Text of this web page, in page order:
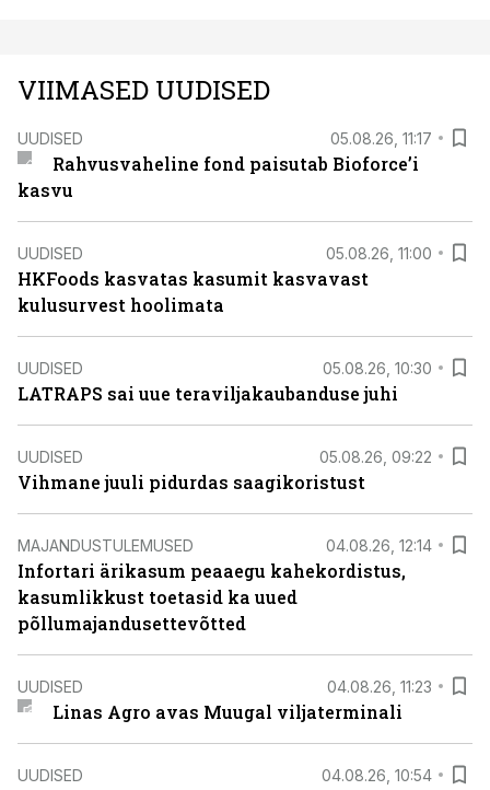
VIIMASED UUDISED
UUDISED 05.08.26, 11:17
Rahvusvaheline fond paisutab Bioforce’i
kasvu
UUDISED 05.08.26, 11:00
HKFoods kasvatas kasumit kasvavast
kulusurvest hoolimata
UUDISED 05.08.26, 10:30
LATRAPS sai uue teraviljakaubanduse juhi
UUDISED 05.08.26, 09:22
Vihmane juuli pidurdas saagikoristust
MAJANDUSTULEMUSED 04.08.26, 12:14
Infortari ärikasum peaaegu kahekordistus,
kasumlikkust toetasid ka uued
põllumajandusettevõtted
UUDISED 04.08.26, 11:23
Linas Agro avas Muugal viljaterminali
UUDISED 04.08.26, 10:54